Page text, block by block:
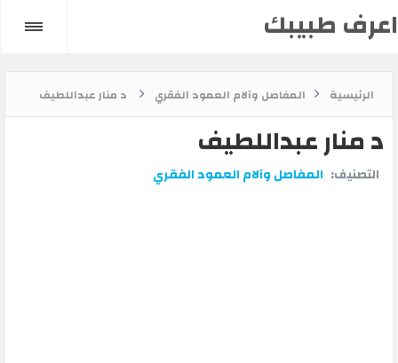
اعرف طبيبك
الرئيسية المفاصل وآلام العمود الفقري د منار عبداللطيف
د منار عبداللطيف
التصنيف: المفاصل وآلام العمود الفقري